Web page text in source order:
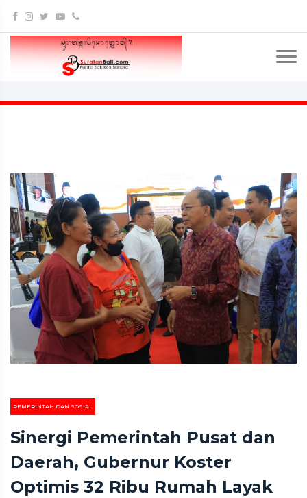
PEMERINTAH DAN SOSIAL
Sinergi Pemerintah Pusat dan
Daerah, Gubernur Koster
Optimis 32 Ribu Rumah Layak